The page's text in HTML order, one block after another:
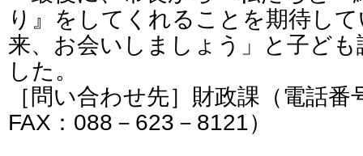
り』をしてくれることを期待し
来、お会いしましょう」と子ど
した。
［問い合わせ先］財政課（電話
FAX：088－623－8121）